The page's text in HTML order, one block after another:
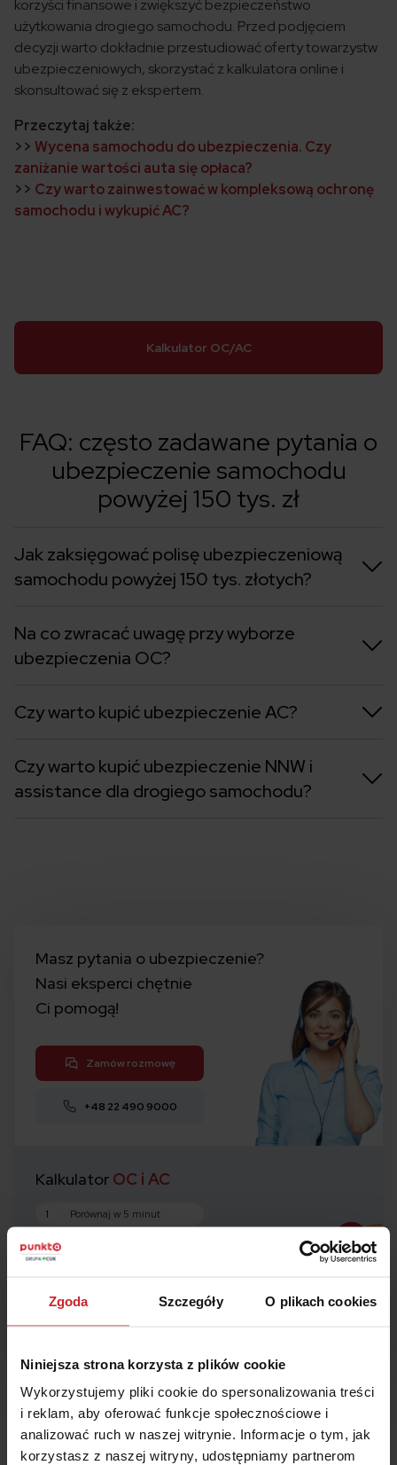
Zgoda Szczegóły O plikach cookies
Niniejsza strona korzysta z plików cookie
Wykorzystujemy pliki cookie do spersonalizowania treści
i reklam, aby oferować funkcje społecznościowe i
analizować ruch w naszej witrynie. Informacje o tym, jak
korzystasz z naszej witryny, udostępniamy partnerom
korzyści finansowe i zwiększyć bezpieczeństwo
użytkowania drogiego samochodu. Przed podjęciem
decyzji warto dokładnie przestudiować oferty towarzystw
ubezpieczeniowych, skorzystać z kalkulatora online i
skonsultować się z ekspertem.
Przeczytaj także:
>> Wycena samochodu do ubezpieczenia. Czy
zaniżanie wartości auta się opłaca?
>> Czy warto zainwestować w kompleksową ochronę
samochodu i wykupić AC?
Kalkulator OC/AC
FAQ: często zadawane pytania o
ubezpieczenie samochodu
powyżej 150 tys. zł
Jak zaksięgować polisę ubezpieczeniową
samochodu powyżej 150 tys. złotych?
Na co zwracać uwagę przy wyborze
ubezpieczenia OC?
Czy warto kupić ubezpieczenie AC?
Czy warto kupić ubezpieczenie NNW i
assistance dla drogiego samochodu?
Masz pytania o ubezpieczenie?
Nasi eksperci chętnie
Ci pomogą!
Zamów rozmowę
+48 22 490 9000
Kalkulator OC i AC
1 Porównaj w 5 minut
2
Oblicz składkę